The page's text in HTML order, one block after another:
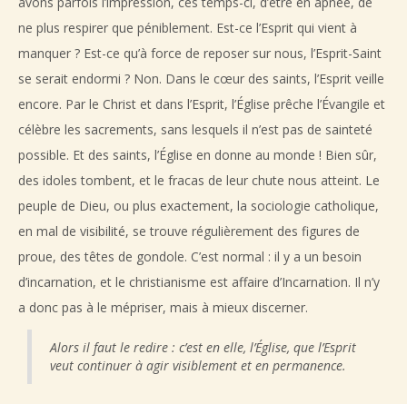
ne plus respirer que péniblement. Est-ce l’Esprit qui vient à
manquer ? Est-ce qu’à force de reposer sur nous, l’Esprit-Saint
se serait endormi ? Non. Dans le cœur des saints, l’Esprit veille
encore. Par le Christ et dans l’Esprit, l’Église prêche l’Évangile et
célèbre les sacrements, sans lesquels il n’est pas de sainteté
possible. Et des saints, l’Église en donne au monde ! Bien sûr,
des idoles tombent, et le fracas de leur chute nous atteint. Le
peuple de Dieu, ou plus exactement, la sociologie catholique,
en mal de visibilité, se trouve régulièrement des figures de
proue, des têtes de gondole. C’est normal : il y a un besoin
d’incarnation, et le christianisme est affaire d’Incarnation. Il n’y
a donc pas à le mépriser, mais à mieux discerner.
Alors il faut le redire : c’est en elle, l’Église, que l’Esprit
veut continuer à agir visiblement et en permanence.